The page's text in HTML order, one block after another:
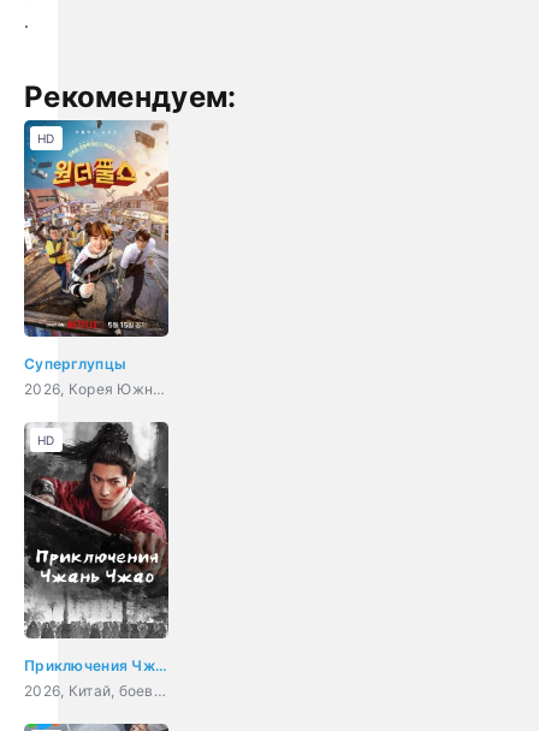
.
Рекомендуем:
Суперглупцы
2026, Корея Южная, фантастика, комедия, боевик
HD
Приключения Чжань Чжао
2026, Китай, боевик, фэнтези
HD